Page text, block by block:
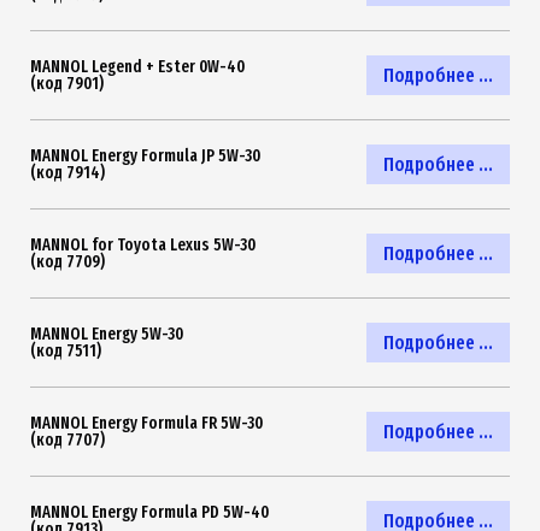
Подробнее ...
MANNOL Legend + Ester 0W-40
(код 7901)
Подробнее ...
MANNOL Energy Formula JP 5W-30
(код 7914)
Подробнее ...
MANNOL for Toyota Lexus 5W-30
(код 7709)
Подробнее ...
MANNOL Energy 5W-30
(код 7511)
Подробнее ...
MANNOL Energy Formula FR 5W-30
(код 7707)
Подробнее ...
MANNOL Energy Formula PD 5W-40